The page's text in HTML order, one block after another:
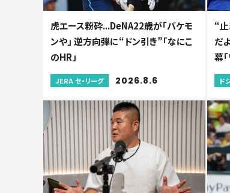
虎エース粉砕...DeNA22歳が「バケモ
ンや」 逆方向弾に“ドン引き”「なにこ
のHR」
JERA セ・リーグ 2026.8.6
“
だ
幕
ド